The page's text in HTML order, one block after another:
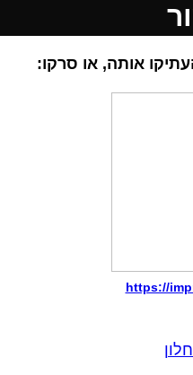
אותה, או סרקו:
https://